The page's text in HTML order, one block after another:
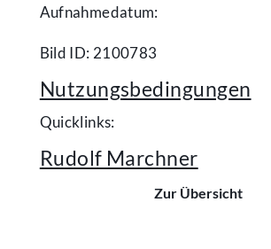
Aufnahmedatum:
Bild ID: 2100783
Nutzungsbedingungen
Quicklinks:
Rudolf Marchner
Zur Übersicht